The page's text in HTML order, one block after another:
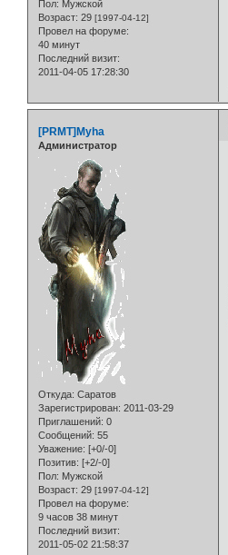
Пол: Мужской
Возраст: 29 [1997-04-12]
Провел на форуме:
40 минут
Последний визит:
2011-04-05 17:28:30
[PRMT]Myha
Администратор
Откуда: Саратов
Зарегистрирован: 2011-03-29
Приглашений: 0
Сообщений: 55
Уважение: [+0/-0]
Позитив: [+2/-0]
Пол: Мужской
Возраст: 29 [1997-04-12]
Провел на форуме:
9 часов 38 минут
Последний визит:
2011-05-02 21:58:37